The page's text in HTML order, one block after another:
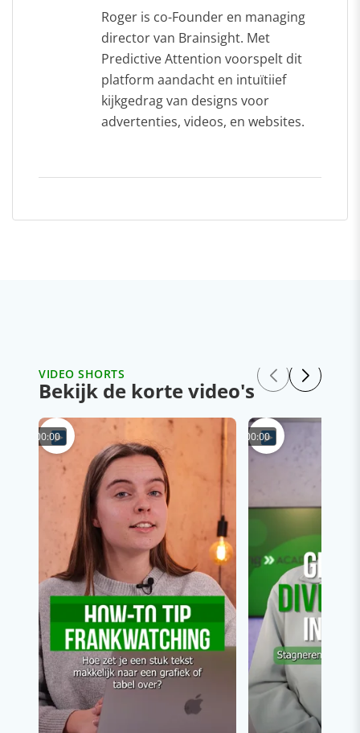
Roger is co-Founder en managing
director van Brainsight. Met
Predictive Attention voorspelt dit
platform aandacht en intuïtiief
kijkgedrag van designs voor
advertenties, videos, en websites.
VIDEO SHORTS
Bekijk de korte video's
00:00 00:00